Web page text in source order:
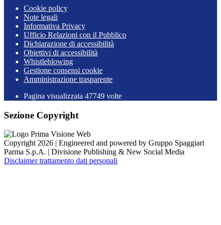
Cookie policy
Note legali
Informativa Privacy
Ufficio Relazioni con il Pubblico
Dichiarazione di accessibilità
Obiettivi di accessibilità
Whistleblowing
Gestione consensi cookie
Amministrazione trasparente
Pagina visualizzata 47749 volte
Sezione Copyright
Copyright 2026 | Engineered and powered by Gruppo Spaggiari
Parma S.p.A. | Divisione Publishing & New Social Media
Disclaimer trattamento dati personali